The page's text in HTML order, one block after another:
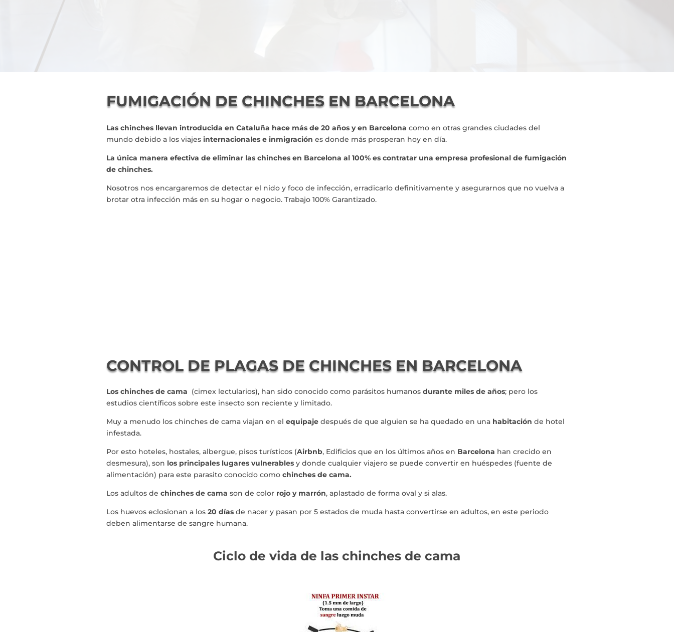
FUMIGACIÓN DE CHINCHES EN BARCELONA
Las chinches llevan introducida en Cataluña hace más de 20 años y en Barcelona como en otras grandes ciudades del
mundo debido a los viajes internacionales e inmigración es donde más prosperan hoy en día.
La única manera efectiva de eliminar las chinches en Barcelona al 100% es contratar una empresa profesional de fumigación
de chinches.
Nosotros nos encargaremos de detectar el nido y foco de infección, erradicarlo definitivamente y asegurarnos que no vuelva a
brotar otra infección más en su hogar o negocio. Trabajo 100% Garantizado.
CONTROL DE PLAGAS DE CHINCHES EN BARCELONA
Los chinches de cama (cimex lectularios), han sido conocido como parásitos humanos durante miles de años; pero los
estudios científicos sobre este insecto son reciente y limitado.
Muy a menudo los chinches de cama viajan en el equipajedespués de que alguien se ha quedado en una habitación de hotel
infestada.
Por esto hoteles, hostales, albergue, pisos turísticos (Airbnb, Edificios que en los últimos años en Barcelona han crecido en
desmesura), son los principales lugares vulnerablesy donde cualquier viajero se puede convertir en huéspedes (fuente de
alimentación) para este parasito conocido como chinches de cama.
Los adultos de chinches de cama son de color rojo y marrón, aplastado de forma oval y si alas.
Los huevos eclosionan a los 20 díasde nacer y pasan por 5 estados de muda hasta convertirse en adultos, en este periodo
deben alimentarse de sangre humana.
Ciclo de vida de las chinches de cama